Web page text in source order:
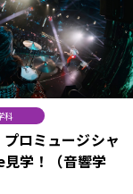
科
プロミュージシャ
学！（音響学